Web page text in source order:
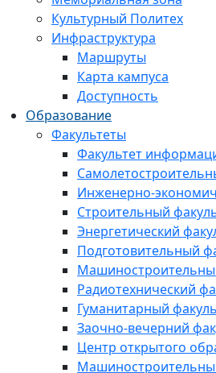
Культурный Политех
Инфраструктура
Маршруты
Карта кампуса
Доступность
Образование
Факультеты
Факультет
Инженерно-
Строительный
Энергетический
Подготовительный
Радиотехнический
Гуманитарный
Заочно-вечерний
Центр открытого